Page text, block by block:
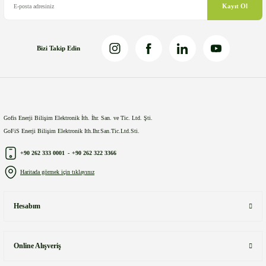
Kayıt Ol
Bizi Takip Edin
Gofis Enerji Bilişim Elektronik İth. İhr. San. ve Tic. Ltd. Şti.
GoFiS Enerji Bilişim Elektronik Ith.Ihr.San.Tic.Ltd.Sti.
+90 262 333 0001 - +90 262 322 3366
Haritada görmek için tıklayınız
Hesabım
Online Alışveriş